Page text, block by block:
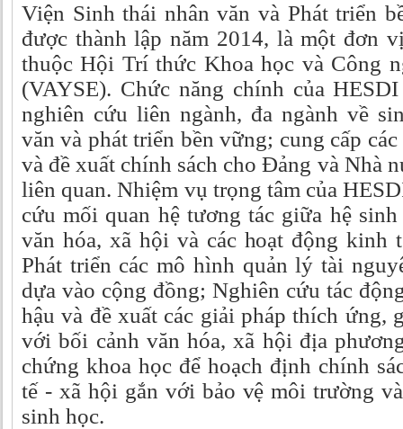
Viện Sinh thái nhân văn và Phát triển
được thành lập năm 2014, là một đơn
thuộc Hội Trí thức Khoa học và Công
(VAYSE). Chức năng chính của
nghiên cứu liên ngành, đa ngành về
văn và phát triển bền vững; cung cấp
và đề xuất chính sách cho Đảng và Nhà
liên quan. Nhiệm vụ trọng tâm của
cứu mối quan hệ tương tác giữa hệ
văn hóa, xã hội và các hoạt động kinh
Phát triển các mô hình quản lý tài
dựa vào cộng đồng; Nghiên cứu tác
hậu và đề xuất các giải pháp thích ứng,
với bối cảnh văn hóa, xã hội địa
chứng khoa học để hoạch định chính
tế - xã hội gắn với bảo vệ môi trường
sinh học.